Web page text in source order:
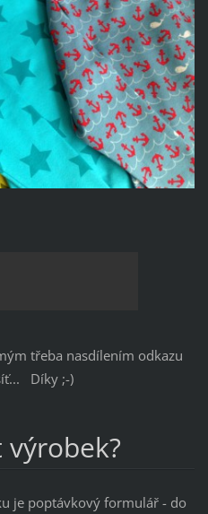
třeba nasdílením odkazu
Díky ;-)
výrobek?
je poptávkový formulář - do